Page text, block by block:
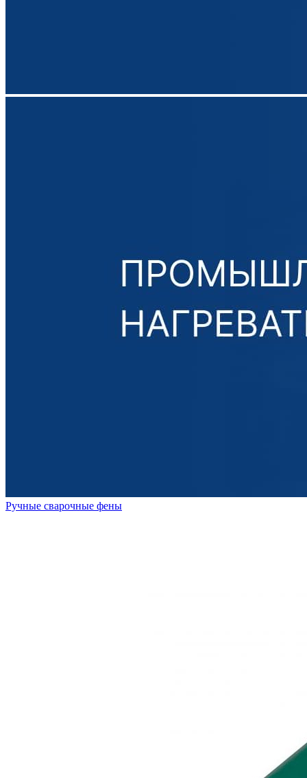
Ручные сварочные фены